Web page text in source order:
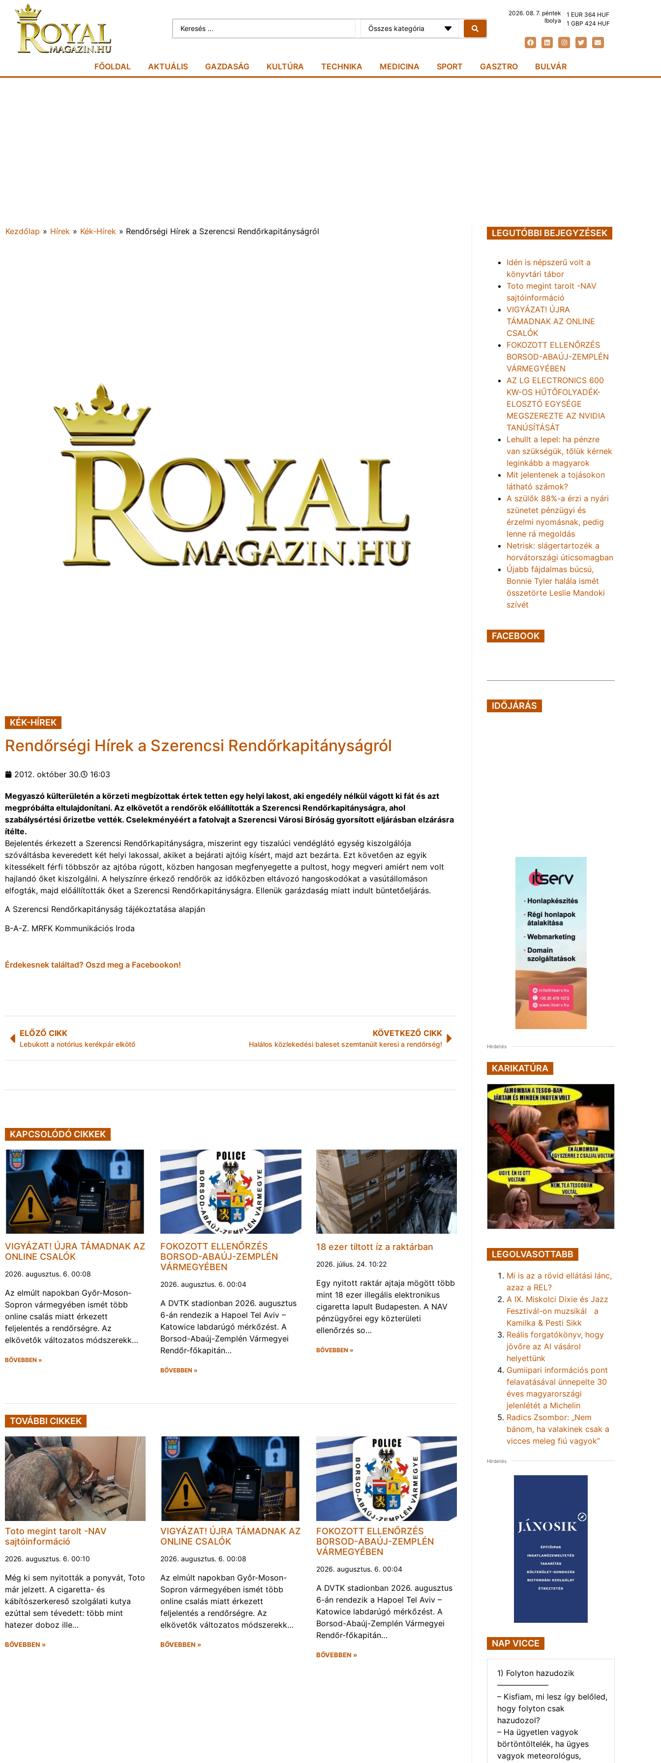
Összes kategória
2026. 08. 7. péntek
Ibolya
1 EUR 364 HUF
1 GBP 424 HUF
FŐOLDAL AKTUÁLIS GAZDASÁG KULTÚRA TECHNIKA MEDICINA SPORT GASZTRO BULVÁR
Kezdőlap » Hírek » Kék-Hírek » Rendőrségi Hírek a Szerencsi Rendőrkapitányságról
KÉK-HÍREK
Rendőrségi Hírek a Szerencsi Rendőrkapitányságról
2012. október 30. 16:03
Megyaszó külterületén a körzeti megbízottak értek tetten egy helyi lakost, aki engedély nélkül vágott ki fát és azt
megpróbálta eltulajdonítani. Az elkövetőt a rendőrök előállították a Szerencsi Rendőrkapitányságra, ahol
szabálysértési őrizetbe vették. Cselekményéért a fatolvajt a Szerencsi Városi Bíróság gyorsított eljárásban elzárásra
ítélte.
Bejelentés érkezett a Szerencsi Rendőrkapitányságra, miszerint egy tiszalúci vendéglátó egység kiszolgálója
szóváltásba keveredett két helyi lakossal, akiket a bejárati ajtóig kísért, majd azt bezárta. Ezt követően az egyik
kitessékelt férfi többször az ajtóba rúgott, közben hangosan megfenyegette a pultost, hogy megveri amiért nem volt
hajlandó őket kiszolgálni. A helyszínre érkező rendőrök az időközben eltávozó hangoskodókat a vasútállomáson
elfogták, majd előállították őket a Szerencsi Rendőrkapitányságra. Ellenük garázdaság miatt indult büntetőeljárás.
A Szerencsi Rendőrkapitányság tájékoztatása alapján
B-A-Z. MRFK Kommunikációs Iroda
Érdekesnek találtad? Oszd meg a Facebookon!
ELŐZŐ CIKK
Lebukott a notórius kerékpár elkötő
KÖVETKEZŐ CIKK
Halálos közlekedési baleset szemtanúit keresi a rendőrség!
KAPCSOLÓDÓ CIKKEK
VIGYÁZAT! ÚJRA TÁMADNAK AZ
ONLINE CSALÓK
2026. augusztus. 6. 00:08
Az elmúlt napokban Győr-Moson-
Sopron vármegyében ismét több
online csalás miatt érkezett
feljelentés a rendőrségre. Az
elkövetők változatos módszerekk…
BŐVEBBEN »
FOKOZOTT ELLENŐRZÉS
BORSOD-ABAÚJ-ZEMPLÉN
VÁRMEGYÉBEN
2026. augusztus. 6. 00:04
A DVTK stadionban 2026. augusztus
6-án rendezik a Hapoel Tel Aviv –
Katowice labdarúgó mérkőzést. A
Borsod-Abaúj-Zemplén Vármegyei
Rendőr-főkapitán…
BŐVEBBEN »
18 ezer tiltott íz a raktárban
2026. július. 24. 10:22
Egy nyitott raktár ajtaja mögött több
mint 18 ezer illegális elektronikus
cigaretta lapult Budapesten. A NAV
pénzügyőrei egy közterületi
ellenőrzés so…
BŐVEBBEN »
TOVÁBBI CIKKEK
Toto megint tarolt -NAV
sajtóinformáció
2026. augusztus. 6. 00:10
Még ki sem nyitották a ponyvát, Toto
már jelzett. A cigaretta- és
kábítószerkereső szolgálati kutya
ezúttal sem tévedett: több mint
hatezer doboz ille…
BŐVEBBEN »
VIGYÁZAT! ÚJRA TÁMADNAK AZ
ONLINE CSALÓK
2026. augusztus. 6. 00:08
Az elmúlt napokban Győr-Moson-
Sopron vármegyében ismét több
online csalás miatt érkezett
feljelentés a rendőrségre. Az
elkövetők változatos módszerekk…
BŐVEBBEN »
FOKOZOTT ELLENŐRZÉS
BORSOD-ABAÚJ-ZEMPLÉN
VÁRMEGYÉBEN
2026. augusztus. 6. 00:04
A DVTK stadionban 2026. augusztus
6-án rendezik a Hapoel Tel Aviv –
Katowice labdarúgó mérkőzést. A
Borsod-Abaúj-Zemplén Vármegyei
Rendőr-főkapitán…
BŐVEBBEN »
LEGUTÓBBI BEJEGYZÉSEK
Idén is népszerű volt a
könyvtári tábor
Toto megint tarolt -NAV
sajtóinformáció
VIGYÁZAT! ÚJRA
TÁMADNAK AZ ONLINE
CSALÓK
FOKOZOTT ELLENŐRZÉS
BORSOD-ABAÚJ-ZEMPLÉN
VÁRMEGYÉBEN
AZ LG ELECTRONICS 600
KW-OS HŰTŐFOLYADÉK-
ELOSZTÓ EGYSÉGE
MEGSZEREZTE AZ NVIDIA
TANÚSÍTÁSÁT
Lehullt a lepel: ha pénzre
van szükségük, tőlük kérnek
leginkább a magyarok
Mit jelentenek a tojásokon
látható számok?
A szülők 88%-a érzi a nyári
szünetet pénzügyi és
érzelmi nyomásnak, pedig
lenne rá megoldás
Netrisk: slágertartozék a
horvátországi úticsomagban
Újabb fájdalmas búcsú,
Bonnie Tyler halála ismét
összetörte Leslie Mandoki
szívét
FACEBOOK
IDŐJÁRÁS
Hirdetés
KARIKATÚRA
LEGOLVASOTTABB
Mi is az a rövid ellátási lánc,
azaz a REL?
A IX. Miskolci Dixie és Jazz
Fesztivál-on muzsikál a
Kamilka & Pesti Sikk
Reális forgatókönyv, hogy
jövőre az AI vásárol
helyettünk
Gumiipari információs pont
felavatásával ünnepelte 30
éves magyarországi
jelenlétét a Michelin
Radics Zsombor: „Nem
bánom, ha valakinek csak a
vicces meleg fiú vagyok”
Hirdetés
NAP VICCE
1) Folyton hazudozik
——————–
– Kisfiam, mi lesz így belőled,
hogy folyton csak
hazudozol?
– Ha ügyetlen vagyok
börtöntöltelék, ha ügyes
vagyok meteorológus,